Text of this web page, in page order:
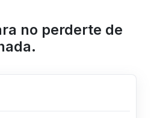
no perderte de